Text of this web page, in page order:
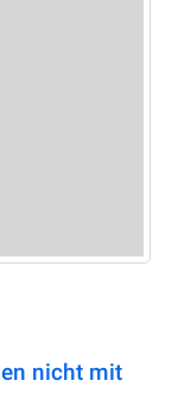
nicht mit